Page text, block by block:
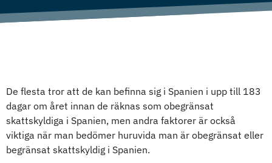
De flesta tror att de kan befinna sig i Spanien i upp till 183
dagar om året innan de räknas som obegränsat
skattskyldiga i Spanien, men andra faktorer är också
viktiga när man bedömer huruvida man är obegränsat eller
begränsat skattskyldig i Spanien.